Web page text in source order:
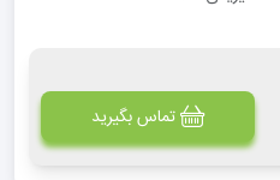
تماس بگیرید